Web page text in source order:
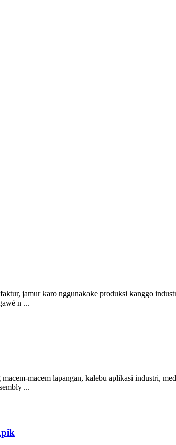
jamur karo nggunakake produksi kanggo
n ...
macem lapangan, kalebu aplikasi industri,
...